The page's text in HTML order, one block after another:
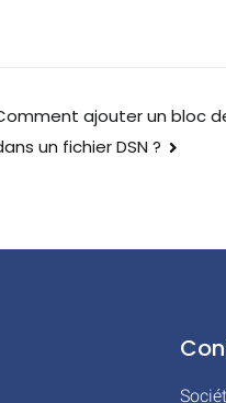
ajouter un bloc
un fichier DSN ?